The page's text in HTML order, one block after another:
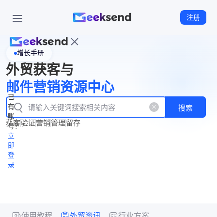
注册
页
WhatsApp
企业号
New
产
品
功
能
产
品
价
格
资
源
中
心
立
即
注
册
已
有
账
号？
立
即
登
录
增长手册
外贸获客与
邮件营销资源中心
搜索
获客验证营销管理留存